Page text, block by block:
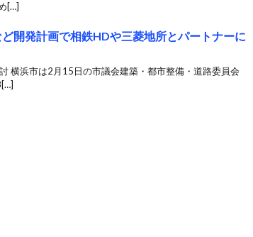
[…]
開発計画で相鉄HDや三菱地所とパートナーに
横浜市は2月15日の市議会建築・都市整備・道路委員会